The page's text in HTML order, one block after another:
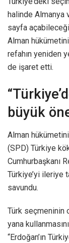
halinde Almanya
sayfa
Alman
refahın yeniden
de işaret etti.
büyük
Alman
(SPD) Türkiye
Cumhurbaşkanı
Türkiye’yi ileriye
savundu.
Türk seçmeninin
yana
“Erdoğan’ın